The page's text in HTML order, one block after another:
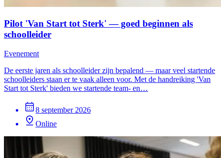
Pilot 'Van Start tot Sterk' — goed beginnen als
schoolleider
Evenement
De eerste jaren als schoolleider zijn bepalend — maar veel startende
schoolleiders staan er te vaak alleen voor. Met de handreiking 'Van
Start tot Sterk' bieden we startende team- en…
8 september 2026
Online